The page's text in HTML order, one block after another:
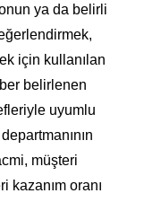
ya da belirli
için kullanılan
belirlenen
uyumlu
müşteri
kazanım oranı